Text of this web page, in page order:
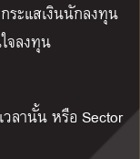
ระแสเงินนักลงทุน
จลงทุน
ลานั้น หรือ Sector